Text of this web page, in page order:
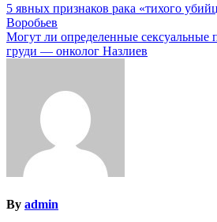
Навигация
по
записям
5 явных признаков рака «тихого
Воробьев
Могут ли определенные сексуальные
груди — онколог Назлиев
By admin